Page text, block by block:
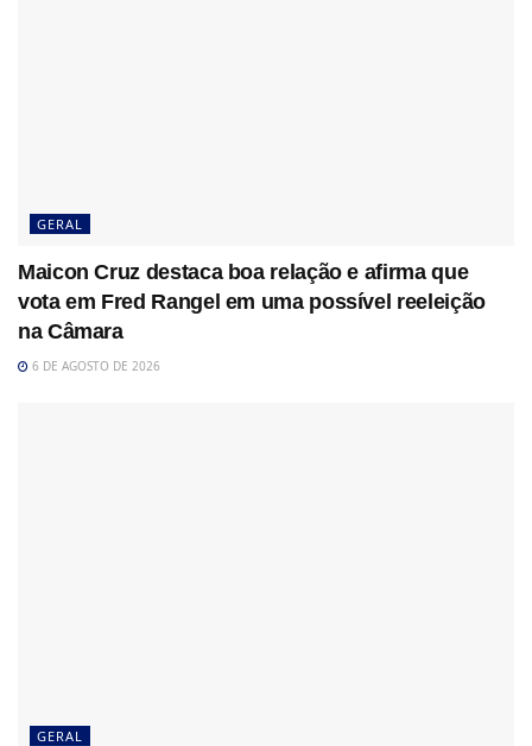
GERAL
Maicon Cruz destaca boa relação e afirma que
vota em Fred Rangel em uma possível reeleição
na Câmara
6 DE AGOSTO DE 2026
GERAL